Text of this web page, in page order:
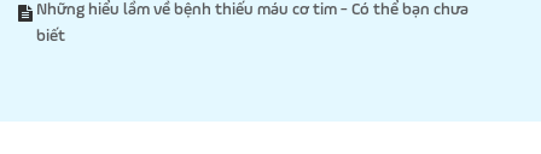
Những hiểu lầm về bệnh thiếu máu cơ tim - Có thể bạn chưa
biết